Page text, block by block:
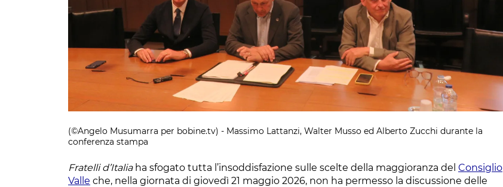
(©Angelo Musumarra per bobine.tv) - Massimo Lattanzi, Walter Musso ed Alberto Zucchi durante la
conferenza stampa
Fratelli d’Italiaha sfogato tutta l’insoddisfazione sulle scelte della maggioranza del Consiglio
Valle che, nella giornata di giovedì 21 maggio 2026, non ha permesso la discussione delle